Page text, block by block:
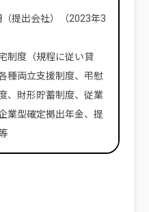
提出会社）（2023年3
度（規程に従い貸
種両立支援制度、弔慰
、財形貯蓄制度、従業
業型確定拠出年金、提